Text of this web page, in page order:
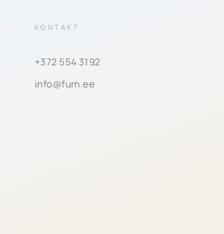
KONTAKT
+372 554 3192
info@furn.ee